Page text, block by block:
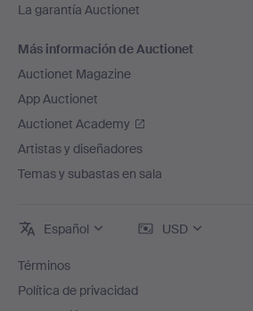
La garantía Auctionet
Más información de Auctionet
Auctionet Magazine
App Auctionet
Auctionet Academy
Artistas y diseñadores
Temas y subastas en sala
Español USD
Términos
Política de privacidad